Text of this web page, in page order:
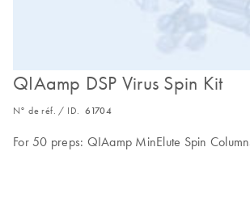
QIAamp DSP Virus Spin Kit
N° de réf. / ID.61704
For 50 preps: QIAamp MinElute Spin